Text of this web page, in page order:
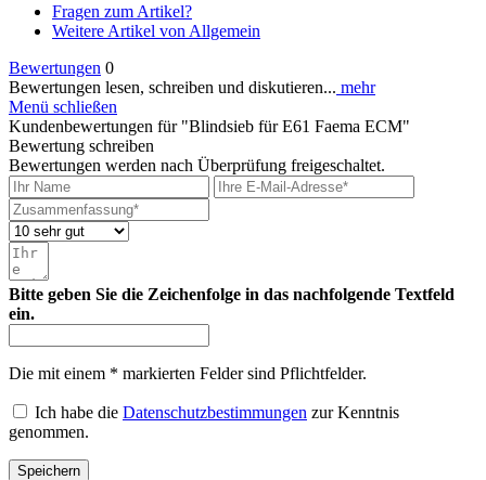
Fragen zum Artikel?
Weitere Artikel von Allgemein
Bewertungen 0
Bewertungen lesen, schreiben und diskutieren... mehr
Menü schließen
Kundenbewertungen für "Blindsieb für E61 Faema ECM"
Bewertung schreiben
Bewertungen werden nach Überprüfung freigeschaltet.
Bitte geben Sie die Zeichenfolge in das nachfolgende Textfeld
ein.
Die mit einem * markierten Felder sind Pflichtfelder.
Ich habe die Datenschutzbestimmungen zur Kenntnis
genommen.
Speichern